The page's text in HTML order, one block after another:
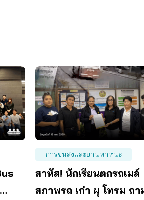
การขนส่งและยานพาหนะ
สาหัส! นักเรียนตกรถเมล์
สภาพรถ เก่า ผุ โทรม ถา